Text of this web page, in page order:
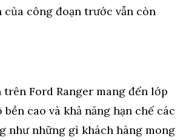
công đoạn trước vẫn còn
trên Ford Ranger mang đến lớp
cao và khả năng hạn chế các
như những gì khách hàng mong